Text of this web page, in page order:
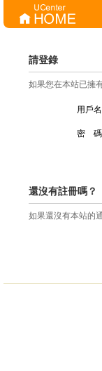
請登錄
如果您在本站已擁
用戶名
密 碼
還沒有註冊嗎？
如果還沒有本站的